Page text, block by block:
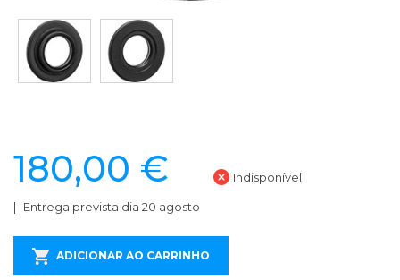
180,00 € Indisponível
Entrega prevista dia 20 agosto
ADICIONAR AO CARRINHO